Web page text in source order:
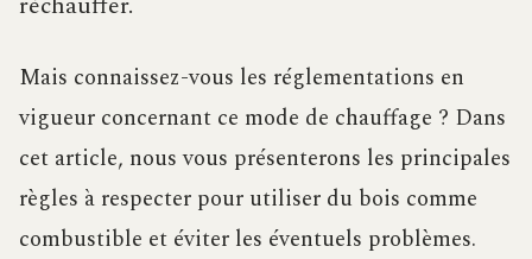
Mais connaissez-vous les réglementations en
vigueur concernant ce mode de chauffage ? Dans
cet article, nous vous présenterons les principales
règles à respecter pour utiliser du bois comme
combustible et éviter les éventuels problèmes.